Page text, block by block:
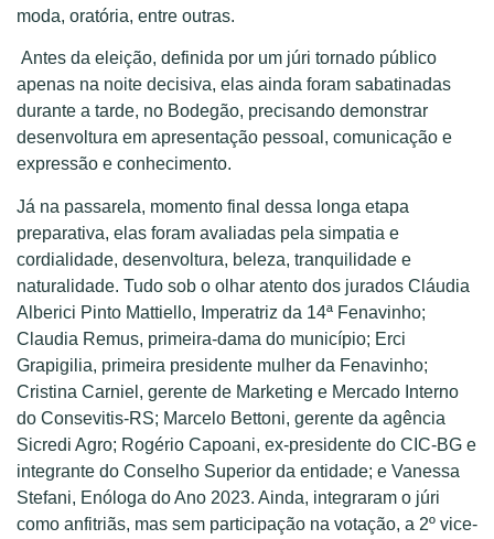
moda, oratória, entre outras.
Antes da eleição, definida por um júri tornado público
apenas na noite decisiva, elas ainda foram sabatinadas
durante a tarde, no Bodegão, precisando demonstrar
desenvoltura em apresentação pessoal, comunicação e
expressão e conhecimento.
Já na passarela, momento final dessa longa etapa
preparativa, elas foram avaliadas pela simpatia e
cordialidade, desenvoltura, beleza, tranquilidade e
naturalidade. Tudo sob o olhar atento dos jurados Cláudia
Alberici Pinto Mattiello, Imperatriz da 14ª Fenavinho;
Claudia Remus, primeira-dama do município; Erci
Grapigilia, primeira presidente mulher da Fenavinho;
Cristina Carniel, gerente de Marketing e Mercado Interno
do Consevitis-RS; Marcelo Bettoni, gerente da agência
Sicredi Agro; Rogério Capoani, ex-presidente do CIC-BG e
integrante do Conselho Superior da entidade; e Vanessa
Stefani, Enóloga do Ano 2023. Ainda, integraram o júri
como anfitriãs, mas sem participação na votação, a 2º vice-